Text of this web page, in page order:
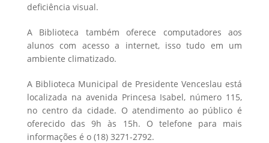
deficiência visual.
A Biblioteca também oferece computadores aos
alunos com acesso a internet, isso tudo em um
ambiente climatizado.
A Biblioteca Municipal de Presidente Venceslau está
localizada na avenida Princesa Isabel, número 115,
no centro da cidade. O atendimento ao público é
oferecido das 9h às 15h. O telefone para mais
informações é o (18) 3271-2792.